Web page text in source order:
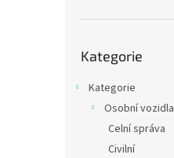
kategorie
Kategorie
Kategorie
Osobní vozidla
Celní správa
Civilní